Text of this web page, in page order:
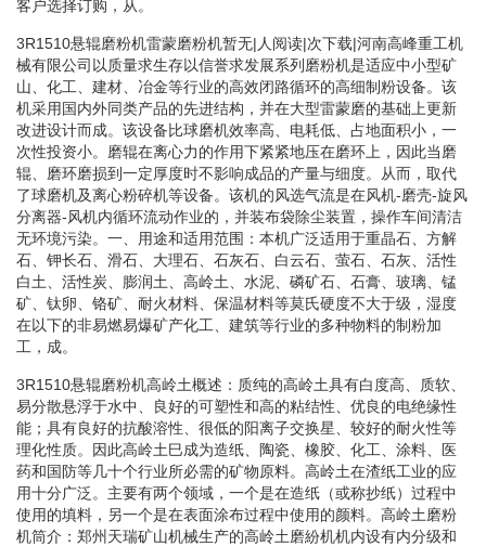
客户选择订购，从。
3R1510悬辊磨粉机雷蒙磨粉机暂无|人阅读|次下载|河南高峰重工机
械有限公司以质量求生存以信誉求发展系列磨粉机是适应中小型矿
山、化工、建材、冶金等行业的高效闭路循环的高细制粉设备。该
机采用国内外同类产品的先进结构，并在大型雷蒙磨的基础上更新
改进设计而成。该设备比球磨机效率高、电耗低、占地面积小，一
次性投资小。磨辊在离心力的作用下紧紧地压在磨环上，因此当磨
辊、磨环磨损到一定厚度时不影响成品的产量与细度。从而，取代
了球磨机及离心粉碎机等设备。该机的风选气流是在风机-磨壳-旋风
分离器-风机内循环流动作业的，并装布袋除尘装置，操作车间清洁
无环境污染。一、用途和适用范围：本机广泛适用于重晶石、方解
石、钾长石、滑石、大理石、石灰石、白云石、萤石、石灰、活性
白土、活性炭、膨润土、高岭土、水泥、磷矿石、石膏、玻璃、锰
矿、钛卵、铬矿、耐火材料、保温材料等莫氏硬度不大于级，湿度
在以下的非易燃易爆矿产化工、建筑等行业的多种物料的制粉加
工，成。
3R1510悬辊磨粉机高岭土概述：质纯的高岭土具有白度高、质软、
易分散悬浮于水中、良好的可塑性和高的粘结性、优良的电绝缘性
能；具有良好的抗酸溶性、很低的阳离子交换星、较好的耐火性等
理化性质。因此高岭土巳成为造纸、陶瓷、橡胶、化工、涂料、医
药和国防等几十个行业所必需的矿物原料。高岭土在渣纸工业的应
用十分广泛。主要有两个领域，一个是在造纸（或称抄纸）过程中
使用的填料，另一个是在表面涂布过程中使用的颜料。高岭土磨粉
机筒介：郑州天瑞矿山机械生产的高岭土磨紛机机内设有内分级和